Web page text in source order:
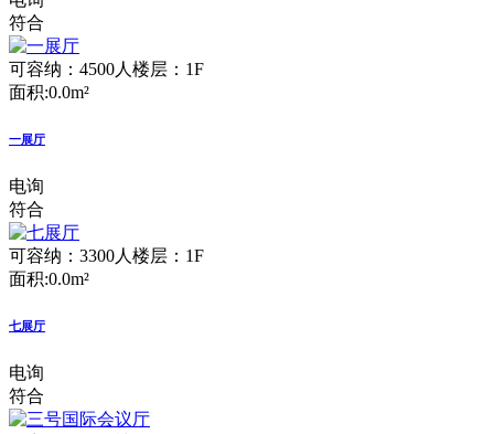
符合
可容纳：4500人 楼层：1F
面积:0.0m²
一展厅
电询
符合
可容纳：3300人 楼层：1F
面积:0.0m²
七展厅
电询
符合